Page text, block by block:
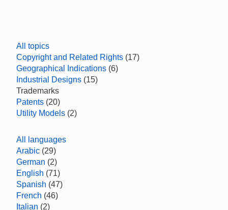
All topics
Copyright and Related Rights (17)
Geographical Indications (6)
Industrial Designs (15)
Trademarks
Patents (20)
Utility Models (2)
All languages
Arabic (29)
German (2)
English (71)
Spanish (47)
French (46)
Italian (2)